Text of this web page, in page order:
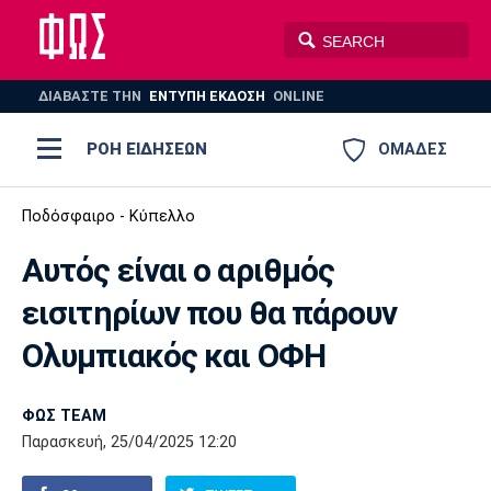
ΔΙΑΒΑΣΤΕ THN ΕΝΤΥΠΗ ΕΚΔΟΣΗ ONLINE
ΟΜΑΔΕΣ
ΡΟΗ ΕΙΔΗΣΕΩΝ
ΠΟΔΟΣΦΑΙΡΟ
ΒΟΛΕΪ ΣΠΟΡ
AUTO-MOTO PLUS
Ποδόσφαιρο
Super League 1
Super League 2
Γ Εθνική
Ελλάδα
Μπάσκετ
Ελλάδα
Εθνική
EuroLeague
Ολυμπιακοί Αγώνες
Βόλεϊ
Πόλο
Ολυμπιακός ΑΕΚ ΠΑΟΚ
Παναθηναϊκός Ατρόμητος
Ποδόσφαιρο - Κύπελλο
Αυτός είναι ο αριθμός
εισιτηρίων που θα πάρουν
Ολυμπιακός και ΟΦΗ
ΦΩΣ TEAM
Παρασκευή, 25/04/2025 12:20